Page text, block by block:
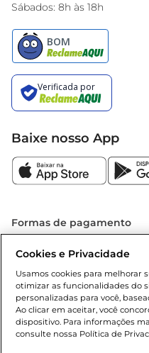
Sábados: 8h às 18h
Baixe nosso App
Formas de pagamento
Dúvidas frequentes (FAQ)
Política de troca e
Política de entrega
Cookies e Privacidade
Usamos cookies para melhorar
otimizar as funcionalidades do
personalizadas para você,
Ao clicar em aceitar, você
dispositivo. Para informações
consulte nossa Política de